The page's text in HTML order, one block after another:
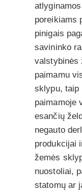
poreikiams
pinigais
savininko
valstybinės
paimamu
sklypu, taip
paimamoje
esančių
negauto
produkcijai
žemės
nuostoliai,
statomų ar